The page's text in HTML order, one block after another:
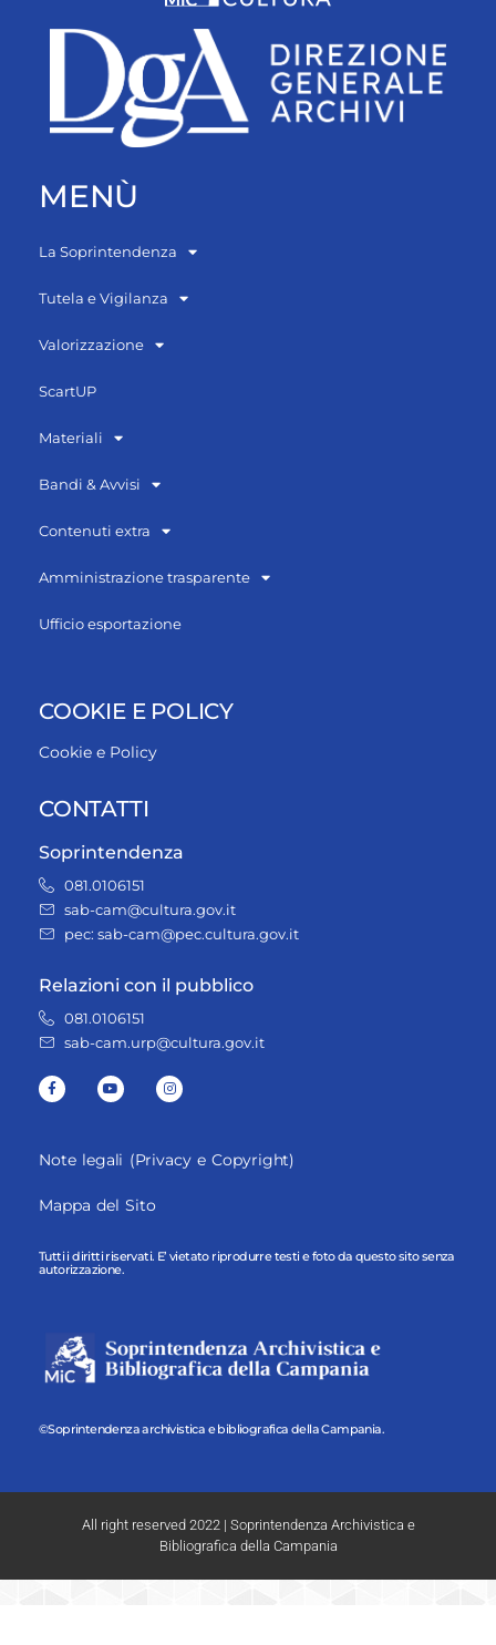
MENÙ
La Soprintendenza
Tutela e Vigilanza
Valorizzazione
ScartUP
Materiali
Bandi & Avvisi
Contenuti extra
Amministrazione trasparente
Ufficio esportazione
COOKIE E POLICY
Cookie e Policy
CONTATTI
Soprintendenza
081.0106151
sab-cam@cultura.gov.it
pec: sab-cam@pec.cultura.gov.it
Relazioni con il pubblico
081.0106151
sab-cam.urp@cultura.gov.it
Note legali (Privacy e Copyright)
Mappa del Sito
Tutti i diritti riservati. E’ vietato riprodurre testi e foto da questo sito senza
autorizzazione.
©Soprintendenza archivistica e bibliografica della Campania.
All right reserved 2022 | Soprintendenza Archivistica e
Bibliografica della Campania